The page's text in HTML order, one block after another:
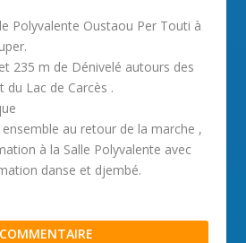
Polyvalente Oustaou Per Touti à
235 m de Dénivelé autours des
du Lac de Carcès .
au retour de la marche ,
à la Salle Polyvalente avec
danse et djembé.
COMMENTAIRE